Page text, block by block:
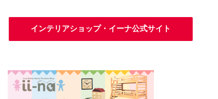
インテリアショップ・イーナ公式サイト